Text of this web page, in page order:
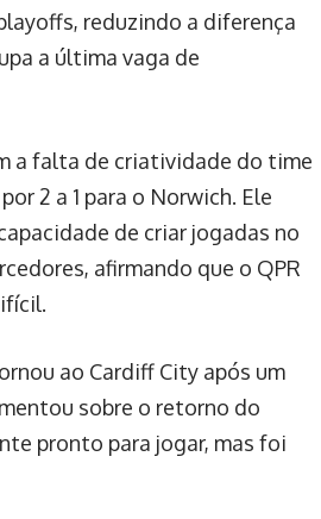
reduzindo a diferença
a última vaga de
a falta de criatividade do time
2 a 1 para o Norwich. Ele
de criar jogadas no
afirmando que o QPR
ao Cardiff City após um
sobre o retorno do
pronto para jogar, mas foi